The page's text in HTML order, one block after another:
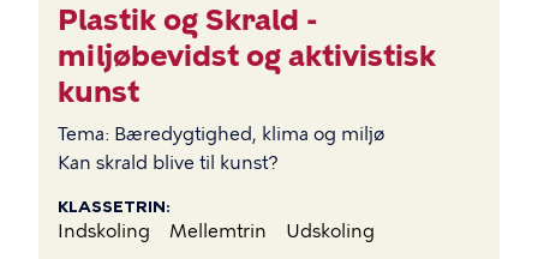
Plastik og Skrald -
miljøbevidst og aktivistisk
kunst
Tema: Bæredygtighed, klima og miljø
Kan skrald blive til kunst?
KLASSETRIN
Indskoling Mellemtrin Udskoling